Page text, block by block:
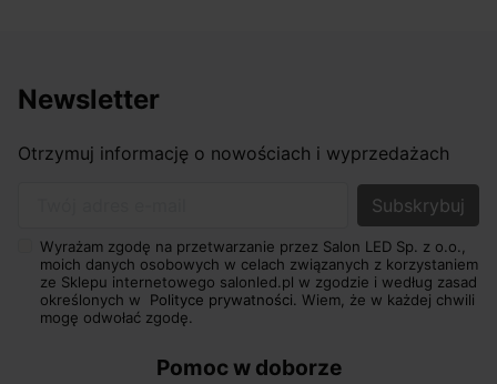
Newsletter
Otrzymuj informację o nowościach i wyprzedażach
Wyrażam zgodę na przetwarzanie przez Salon LED Sp. z o.o.,
moich danych osobowych w celach związanych z korzystaniem
ze Sklepu internetowego salonled.pl w zgodzie i według zasad
określonych w Polityce prywatności. Wiem, że w każdej chwili
mogę odwołać zgodę.
Pomoc w doborze